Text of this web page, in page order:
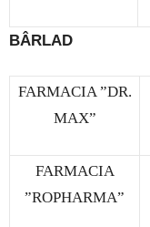
BÂRLAD
FARMACIA ”DR.
MAX”
FARMACIA
”ROPHARMA”